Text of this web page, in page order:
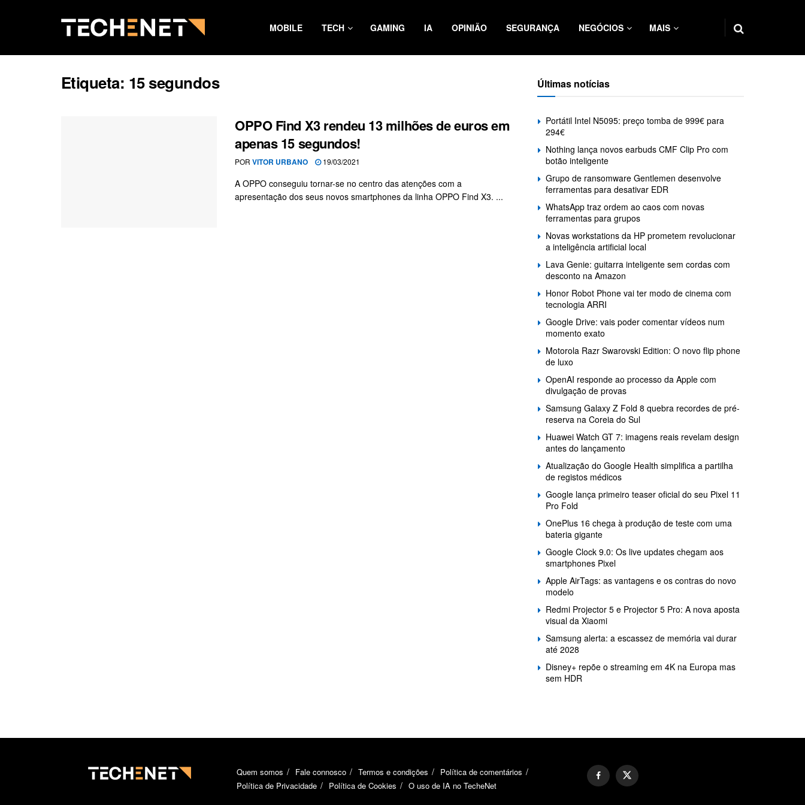
MOBILE TECH GAMING IA OPINIÃO SEGURANÇA NEGÓCIOS MAIS
Etiqueta: 15 segundos
OPPO Find X3 rendeu 13 milhões de euros em
apenas 15 segundos!
POR VITOR URBANO 19/03/2021
A OPPO conseguiu tornar-se no centro das atenções com a
apresentação dos seus novos smartphones da linha OPPO Find X3. ...
Últimas notícias
Portátil Intel N5095: preço tomba de 999€ para
294€
Nothing lança novos earbuds CMF Clip Pro com
botão inteligente
Grupo de ransomware Gentlemen desenvolve
ferramentas para desativar EDR
WhatsApp traz ordem ao caos com novas
ferramentas para grupos
Novas workstations da HP prometem revolucionar
a inteligência artificial local
Lava Genie: guitarra inteligente sem cordas com
desconto na Amazon
Honor Robot Phone vai ter modo de cinema com
tecnologia ARRI
Google Drive: vais poder comentar vídeos num
momento exato
Motorola Razr Swarovski Edition: O novo flip phone
de luxo
OpenAI responde ao processo da Apple com
divulgação de provas
Samsung Galaxy Z Fold 8 quebra recordes de pré-
reserva na Coreia do Sul
Huawei Watch GT 7: imagens reais revelam design
antes do lançamento
Atualização do Google Health simplifica a partilha
de registos médicos
Google lança primeiro teaser oficial do seu Pixel 11
Pro Fold
OnePlus 16 chega à produção de teste com uma
bateria gigante
Google Clock 9.0: Os live updates chegam aos
smartphones Pixel
Apple AirTags: as vantagens e os contras do novo
modelo
Redmi Projector 5 e Projector 5 Pro: A nova aposta
visual da Xiaomi
Samsung alerta: a escassez de memória vai durar
até 2028
Disney+ repõe o streaming em 4K na Europa mas
sem HDR
Quem somos Fale connosco Termos e condições
Política de comentários
Política de Privacidade
Política de Cookies O uso de IA no TecheNet